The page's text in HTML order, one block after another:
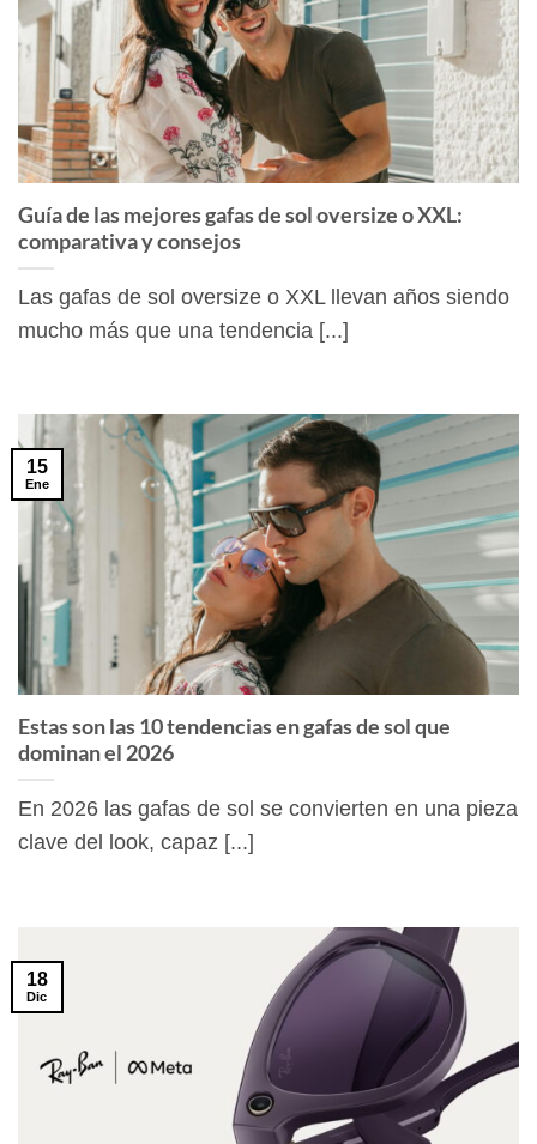
Guía de las mejores gafas de sol oversize o XXL:
comparativa y consejos
Las gafas de sol oversize o XXL llevan años siendo
mucho más que una tendencia [...]
Estas son las 10 tendencias en gafas de sol que
dominan el 2026
En 2026 las gafas de sol se convierten en una pieza
clave del look, capaz [...]
15
Ene
18
Dic